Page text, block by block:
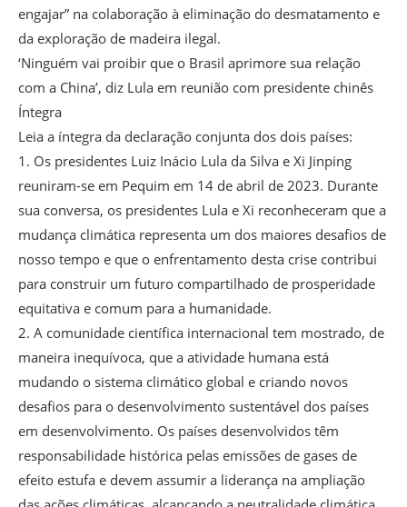
engajar” na colaboração à eliminação do desmatamento e
da exploração de madeira ilegal.
‘Ninguém vai proibir que o Brasil aprimore sua relação
com a China’, diz Lula em reunião com presidente chinês
Íntegra
Leia a íntegra da declaração conjunta dos dois países:
1. Os presidentes Luiz Inácio Lula da Silva e Xi Jinping
reuniram-se em Pequim em 14 de abril de 2023. Durante
sua conversa, os presidentes Lula e Xi reconheceram que a
mudança climática representa um dos maiores desafios de
nosso tempo e que o enfrentamento desta crise contribui
para construir um futuro compartilhado de prosperidade
equitativa e comum para a humanidade.
2. A comunidade científica internacional tem mostrado, de
maneira inequívoca, que a atividade humana está
mudando o sistema climático global e criando novos
desafios para o desenvolvimento sustentável dos países
em desenvolvimento. Os países desenvolvidos têm
responsabilidade histórica pelas emissões de gases de
efeito estufa e devem assumir a liderança na ampliação